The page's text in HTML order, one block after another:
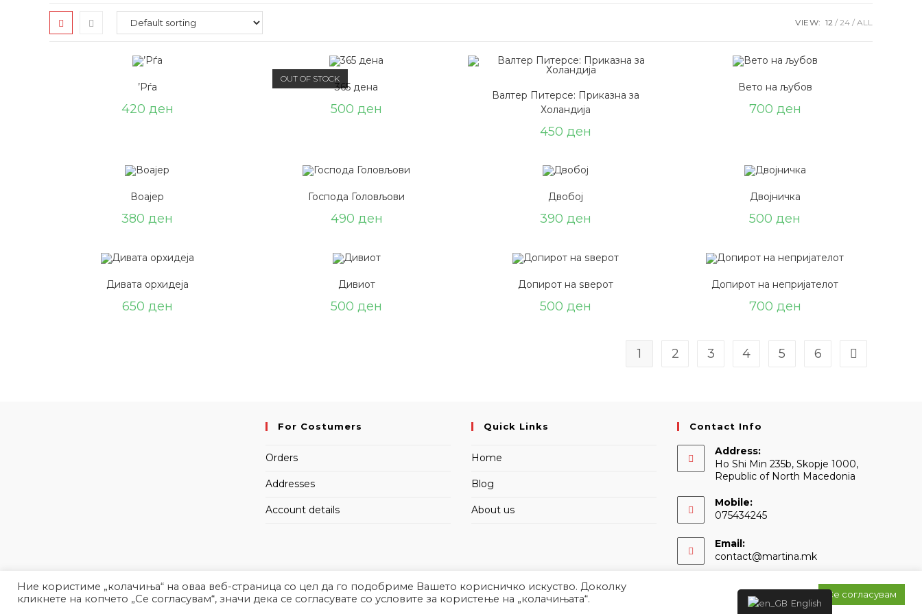
VIEW: 12 24 ALL
’Рѓа
420 ден
OUT OF STOCK
365 дена
500 ден
Валтер Питерсе: Приказна за
Холандија
450 ден
Вето на љубов
700 ден
Воајер
380 ден
Господа Головљови
490 ден
Двобој
390 ден
Двојничка
500 ден
Дивата орхидеја
650 ден
Дивиот
500 ден
Допирот на ѕверот
500 ден
Допирот на непријателот
700 ден
1 2 3 4 5 6
For Costumers
Orders
Addresses
Account details
Quick Links
Home
Blog
About us
Contact Info
Address:
Ho Shi Min 235b, Skopje 1000,
Republic of North Macedonia
Mobile:
075434245
Email:
contact@martina.mkOpens
application
Copyright 2026 - MartinaCommerce
Ние користиме „колачиња“ на оваа веб-страница со цел да го подобриме Вашето корисничко искуство. Доколку
кликнете на копчето „Се согласувам“, значи дека се согласувате со условите за користење на „колачињата“.
Се согласувам
English